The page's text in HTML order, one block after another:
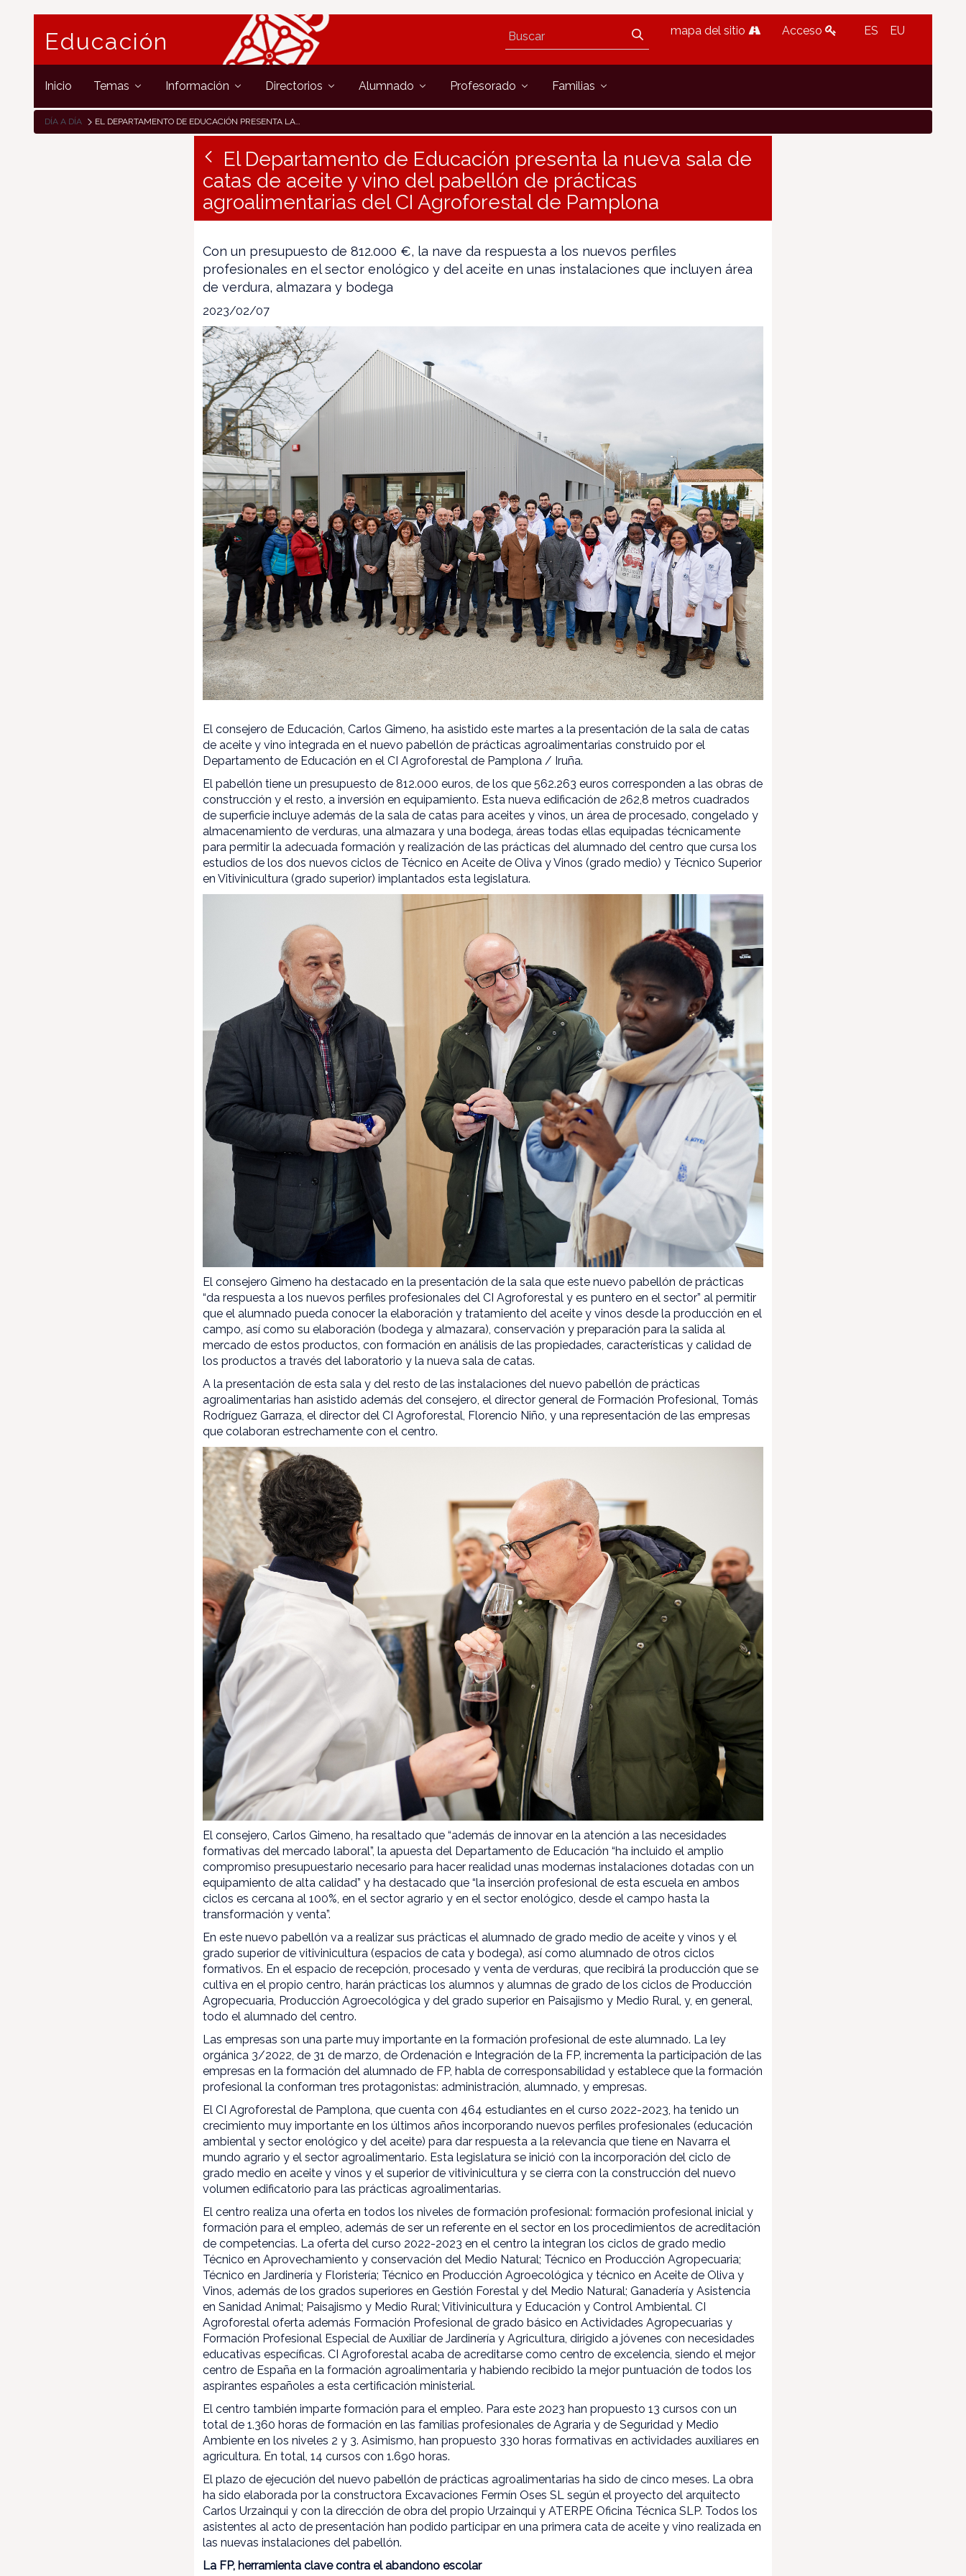
Educación mapa del sitio Acceso ES EU
Inicio Temas Información Directorios Alumnado Profesorado Familias
DÍA A DÍA EL DEPARTAMENTO DE EDUCACIÓN PRESENTA LA NUEVA SALA DE CATAS DE ACEITE Y VINO DEL PABELLÓN DE PRÁCTICAS AGROALIMENTARIAS DEL CI AGROFORESTAL DE PAMPLONA
El Departamento de Educación presenta la nueva sala de
catas de aceite y vino del pabellón de prácticas
agroalimentarias del CI Agroforestal de Pamplona
Con un presupuesto de 812.000 €, la nave da respuesta a los nuevos perfiles
profesionales en el sector enológico y del aceite en unas instalaciones que incluyen área
de verdura, almazara y bodega
2023/02/07
El consejero de Educación, Carlos Gimeno, ha asistido este martes a la presentación de la sala de catas
de aceite y vino integrada en el nuevo pabellón de prácticas agroalimentarias construido por el
Departamento de Educación en el CI Agroforestal de Pamplona / Iruña.
El pabellón tiene un presupuesto de 812.000 euros, de los que 562.263 euros corresponden a las obras de
construcción y el resto, a inversión en equipamiento. Esta nueva edificación de 262,8 metros cuadrados
de superficie incluye además de la sala de catas para aceites y vinos, un área de procesado, congelado y
almacenamiento de verduras, una almazara y una bodega, áreas todas ellas equipadas técnicamente
para permitir la adecuada formación y realización de las prácticas del alumnado del centro que cursa los
estudios de los dos nuevos ciclos de Técnico en Aceite de Oliva y Vinos (grado medio) y Técnico Superior
en Vitivinicultura (grado superior) implantados esta legislatura.
El consejero Gimeno ha destacado en la presentación de la sala que este nuevo pabellón de prácticas
“da respuesta a los nuevos perfiles profesionales del CI Agroforestal y es puntero en el sector” al permitir
que el alumnado pueda conocer la elaboración y tratamiento del aceite y vinos desde la producción en el
campo, así como su elaboración (bodega y almazara), conservación y preparación para la salida al
mercado de estos productos, con formación en análisis de las propiedades, características y calidad de
los productos a través del laboratorio y la nueva sala de catas.
A la presentación de esta sala y del resto de las instalaciones del nuevo pabellón de prácticas
agroalimentarias han asistido además del consejero, el director general de Formación Profesional, Tomás
Rodríguez Garraza, el director del CI Agroforestal, Florencio Niño, y una representación de las empresas
que colaboran estrechamente con el centro.
El consejero, Carlos Gimeno, ha resaltado que “además de innovar en la atención a las necesidades
formativas del mercado laboral”, la apuesta del Departamento de Educación “ha incluido el amplio
compromiso presupuestario necesario para hacer realidad unas modernas instalaciones dotadas con un
equipamiento de alta calidad” y ha destacado que “la inserción profesional de esta escuela en ambos
ciclos es cercana al 100%, en el sector agrario y en el sector enológico, desde el campo hasta la
transformación y venta”.
En este nuevo pabellón va a realizar sus prácticas el alumnado de grado medio de aceite y vinos y el
grado superior de vitivinicultura (espacios de cata y bodega), así como alumnado de otros ciclos
formativos. En el espacio de recepción, procesado y venta de verduras, que recibirá la producción que se
cultiva en el propio centro, harán prácticas los alumnos y alumnas de grado de los ciclos de Producción
Agropecuaria, Producción Agroecológica y del grado superior en Paisajismo y Medio Rural, y, en general,
todo el alumnado del centro.
Las empresas son una parte muy importante en la formación profesional de este alumnado. La ley
orgánica 3/2022, de 31 de marzo, de Ordenación e Integración de la FP, incrementa la participación de las
empresas en la formación del alumnado de FP, habla de corresponsabilidad y establece que la formación
profesional la conforman tres protagonistas: administración, alumnado, y empresas.
El CI Agroforestal de Pamplona, que cuenta con 464 estudiantes en el curso 2022-2023, ha tenido un
crecimiento muy importante en los últimos años incorporando nuevos perfiles profesionales (educación
ambiental y sector enológico y del aceite) para dar respuesta a la relevancia que tiene en Navarra el
mundo agrario y el sector agroalimentario. Esta legislatura se inició con la incorporación del ciclo de
grado medio en aceite y vinos y el superior de vitivinicultura y se cierra con la construcción del nuevo
volumen edificatorio para las prácticas agroalimentarias.
El centro realiza una oferta en todos los niveles de formación profesional: formación profesional inicial y
formación para el empleo, además de ser un referente en el sector en los procedimientos de acreditación
de competencias. La oferta del curso 2022-2023 en el centro la integran los ciclos de grado medio
Técnico en Aprovechamiento y conservación del Medio Natural; Técnico en Producción Agropecuaria;
Técnico en Jardinería y Floristería; Técnico en Producción Agroecológica y técnico en Aceite de Oliva y
Vinos, además de los grados superiores en Gestión Forestal y del Medio Natural; Ganadería y Asistencia
en Sanidad Animal; Paisajismo y Medio Rural; Vitivinicultura y Educación y Control Ambiental. CI
Agroforestal oferta además Formación Profesional de grado básico en Actividades Agropecuarias y
Formación Profesional Especial de Auxiliar de Jardinería y Agricultura, dirigido a jóvenes con necesidades
educativas específicas. CI Agroforestal acaba de acreditarse como centro de excelencia, siendo el mejor
centro de España en la formación agroalimentaria y habiendo recibido la mejor puntuación de todos los
aspirantes españoles a esta certificación ministerial.
El centro también imparte formación para el empleo. Para este 2023 han propuesto 13 cursos con un
total de 1.360 horas de formación en las familias profesionales de Agraria y de Seguridad y Medio
Ambiente en los niveles 2 y 3. Asimismo, han propuesto 330 horas formativas en actividades auxiliares en
agricultura. En total, 14 cursos con 1.690 horas.
El plazo de ejecución del nuevo pabellón de prácticas agroalimentarias ha sido de cinco meses. La obra
ha sido elaborada por la constructora Excavaciones Fermín Oses SL según el proyecto del arquitecto
Carlos Urzainqui y con la dirección de obra del propio Urzainqui y ATERPE Oficina Técnica SLP. Todos los
asistentes al acto de presentación han podido participar en una primera cata de aceite y vino realizada en
las nuevas instalaciones del pabellón.
La FP, herramienta clave contra el abandono escolar